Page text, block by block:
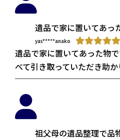
遺品で家に置いてあっ
yas*****anako
遺品で家に置いてあった物
べて引き取っていただき助か
祖父母の遺品整理で品